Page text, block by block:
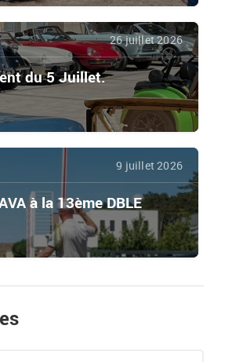
26 juillet 2026
du 5 Juillet.
9 juillet 2026
à la 13ème DBLE